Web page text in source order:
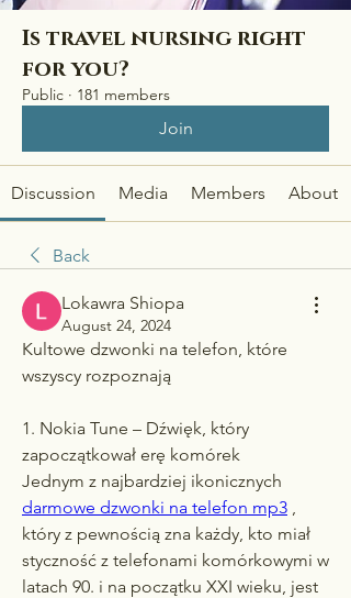
Is travel nursing right
for you?
Public · 181 members
Join
Discussion Media Members About
Back
Lokawra Shiopa
August 24, 2024
Kultowe dzwonki na telefon, które
wszyscy rozpoznają
1. Nokia Tune – Dźwięk, który
zapoczątkował erę komórek
darmowe dzwonki na telefon mp3 ,
który z pewnością zna każdy, kto miał
styczność z telefonami komórkowymi w
latach 90. i na początku XXI wieku, jest